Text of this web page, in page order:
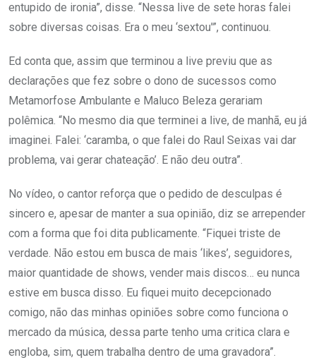
entupido de ironia”, disse. “Nessa live de sete horas falei
sobre diversas coisas. Era o meu ‘sextou'”, continuou.
Ed conta que, assim que terminou a live previu que as
declarações que fez sobre o dono de sucessos como
Metamorfose Ambulante e Maluco Beleza gerariam
polêmica. “No mesmo dia que terminei a live, de manhã, eu já
imaginei. Falei: ‘caramba, o que falei do Raul Seixas vai dar
problema, vai gerar chateação’. E não deu outra”.
No vídeo, o cantor reforça que o pedido de desculpas é
sincero e, apesar de manter a sua opinião, diz se arrepender
com a forma que foi dita publicamente. “Fiquei triste de
verdade. Não estou em busca de mais ‘likes’, seguidores,
maior quantidade de shows, vender mais discos… eu nunca
estive em busca disso. Eu fiquei muito decepcionado
comigo, não das minhas opiniões sobre como funciona o
mercado da música, dessa parte tenho uma critica clara e
engloba, sim, quem trabalha dentro de uma gravadora”.